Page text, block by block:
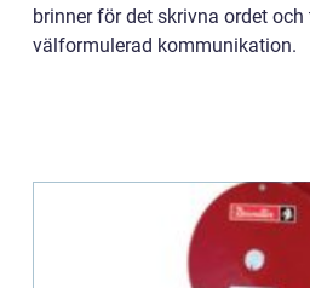
brinner för det skrivna ordet
välformulerad kommunikation.